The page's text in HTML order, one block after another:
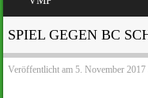
SPIEL GEGEN BC
Veröffentlicht am5. November 2017